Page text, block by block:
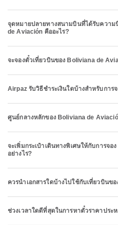
จุดหมายปลายทางสนามบินที่ได้รับควา
de Aviación คืออะไร?
จะจองตั๋วเที่ยวบินของ Boliviana de
Airpaz รับวิธีชำระเงินใดบ้างสำหรับกา
ศูนย์กลางหลักของ Boliviana de
จะเพิ่มกระเป๋าเดินทางพิเศษให้กับการจ
อย่างไร?
ควรนำเอกสารใดบ้างไปใช้กับเที่ยวบินข
ช่วงเวลาใดดีที่สุดในการหาตั๋วราคาปร